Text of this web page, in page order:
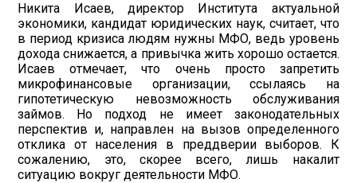
Никита Исаев, директор Института актуальной
экономики, кандидат юридических наук, считает, что
в период кризиса людям нужны МФО, ведь уровень
дохода снижается, а привычка жить хорошо остается.
Исаев отмечает, что очень просто запретить
микрофинансовые организации, ссылаясь на
гипотетическую невозможность обслуживания
займов. Но подход не имеет законодательных
перспектив и, направлен на вызов определенного
отклика от населения в преддверии выборов. К
сожалению, это, скорее всего, лишь накалит
ситуацию вокруг деятельности МФО.